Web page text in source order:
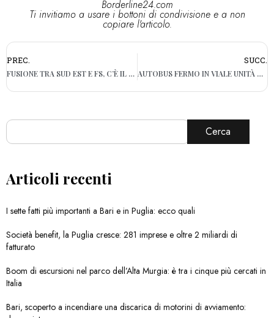
Borderline24.com
Ti invitiamo a usare i bottoni di condivisione e a non
copiare l'articolo.
PREC.
FUSIONE TRA SUD EST E FS, C’È IL DECRETO DEL MINISTRO DELRIO
SUCC.
AUTOBUS FERMO IN VIALE UNITÀ D’ITALIA, TRAFFICO IN TILT
Cerca
Articoli recenti
I sette fatti più importanti a Bari e in Puglia: ecco quali
Società benefit, la Puglia cresce: 281 imprese e oltre 2 miliardi di
fatturato
Boom di escursioni nel parco dell’Alta Murgia: è tra i cinque più cercati in
Italia
Bari, scoperto a incendiare una discarica di motorini di avviamento: